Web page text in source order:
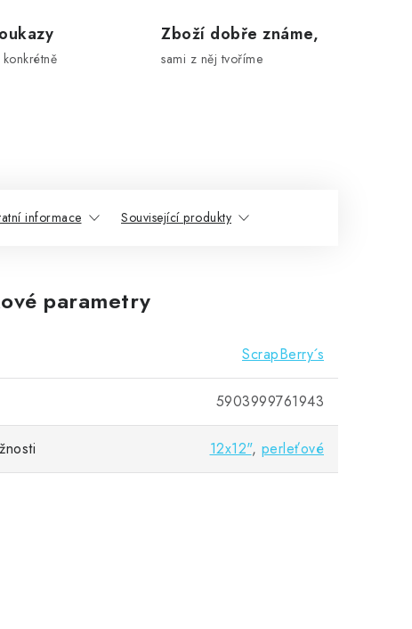
Zboží dobře známe,
sami z něj tvoříme
informace Související produkty
parametry
ScrapBerry´s
5903999761943
12x12", perleťové